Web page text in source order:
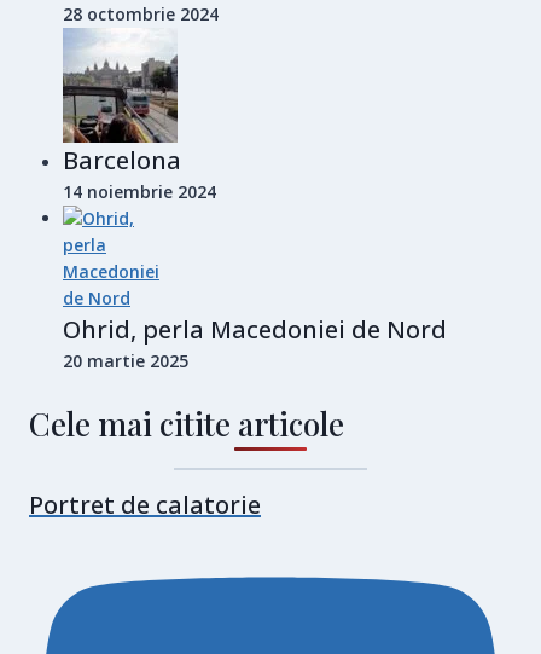
28 octombrie 2024
Barcelona
14 noiembrie 2024
Ohrid, perla Macedoniei de Nord
20 martie 2025
Cele mai citite articole
Portret de calatorie